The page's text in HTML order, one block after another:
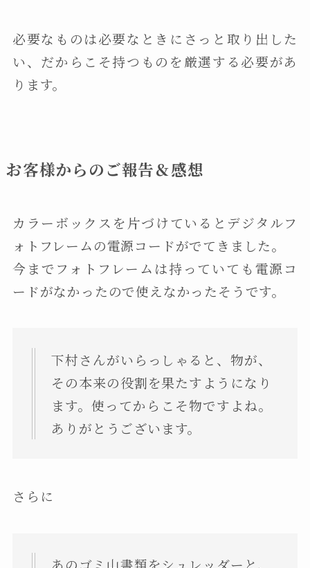
必要なものは必要なときにさっと取り出した
い、だからこそ持つものを厳選する必要があ
ります。
お客様からのご報告＆感想
カラーボックスを片づけているとデジタルフ
ォトフレームの電源コードがでてきました。
今までフォトフレームは持っていても電源コ
ードがなかったので使えなかったそうです。
下村さんがいらっしゃると、物が、
その本来の役割を果たすようになり
ます。使ってからこそ物ですよね。
ありがとうございます。
さらに